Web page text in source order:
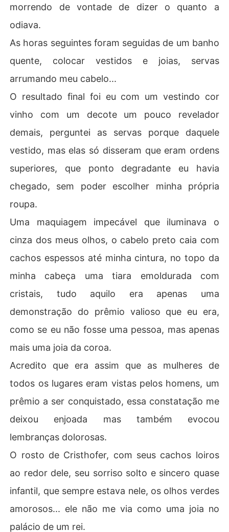
morrendo de vontade de dizer o quanto a
odiava.
As horas seguintes foram seguidas de um banho
quente, colocar vestidos e joias, servas
arrumando meu cabelo...
O resultado final foi eu com um vestindo cor
vinho com um decote um pouco revelador
demais, perguntei as servas porque daquele
vestido, mas elas só disseram que eram ordens
superiores, que ponto degradante eu havia
chegado, sem poder escolher minha própria
roupa.
Uma maquiagem impecável que iluminava o
cinza dos meus olhos, o cabelo preto caia com
cachos espessos até minha cintura, no topo da
minha cabeça uma tiara emoldurada com
cristais, tudo aquilo era apenas uma
demonstração do prêmio valioso que eu era,
como se eu não fosse uma pessoa, mas apenas
mais uma joia da coroa.
Acredito que era assim que as mulheres de
todos os lugares eram vistas pelos homens, um
prêmio a ser conquistado, essa constatação me
deixou enjoada mas também evocou
lembranças dolorosas.
O rosto de Cristhofer, com seus cachos loiros
ao redor dele, seu sorriso solto e sincero quase
infantil, que sempre estava nele, os olhos verdes
amorosos... ele não me via como uma joia no
palácio de um rei.